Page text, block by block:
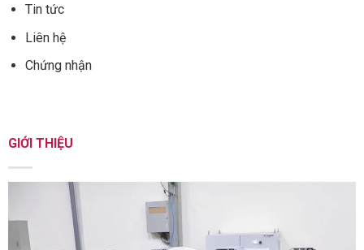
Tin tức
Liên hệ
Chứng nhận
GIỚI THIỆU
Video